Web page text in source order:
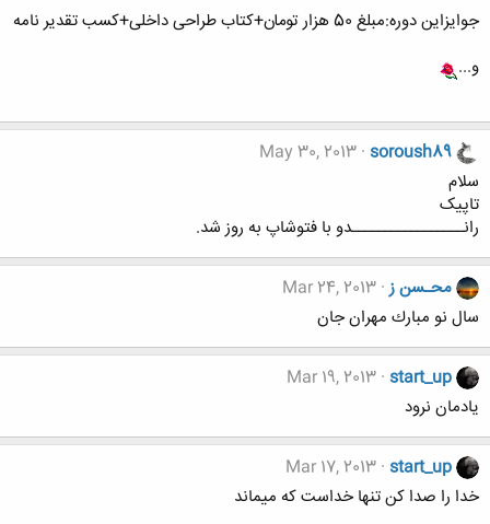
جوایزاین دوره:مبلغ 50 هزار تومان+کتاب طراحی داخلی+کسب تقدیر نامه
و...
soroush89
May 30, 2013
سلام
تاپیک
رانـــــــــــــــــدو با فتوشاپ به روز شد.
محـسن ز Mar 24, 2013
سال نو مبارك مهران جان
start_up
Mar 19, 2013
یادمان نرود
start_up
Mar 17, 2013
خدا را صدا کن تنها خداست که میماند